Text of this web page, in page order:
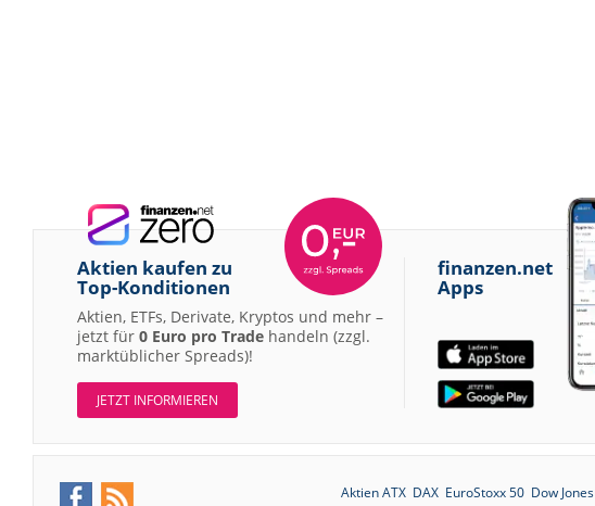
Aktien kaufen zu
Top-Konditionen
Aktien, ETFs, Derivate, Kryptos und mehr –
jetzt für 0 Euro pro Trade handeln (zzgl.
marktüblicher Spreads)!
JETZT INFORMIEREN
finanzen.net
Apps
Aktien ATX DAX EuroStoxx 50 Dow Jones